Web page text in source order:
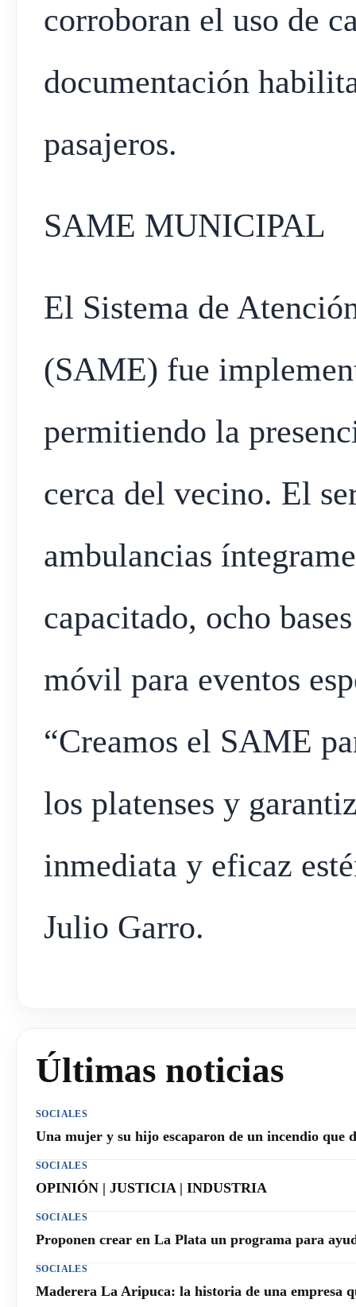
corroboran el uso de
documentación
pasajeros.
SAME MUNICIPAL
El Sistema de
(SAME) fue
permitiendo la
cerca del vecino. El
ambulancias
capacitado, ocho
móvil para eventos
“Creamos el SAME
los platenses y
inmediata y eficaz
Julio Garro.
Últimas noticias
SOCIALES
Una mujer y su hijo escaparon de un incendio que
SOCIALES
OPINIÓN | JUSTICIA | INDUSTRIA
SOCIALES
Proponen crear en La Plata un programa para
SOCIALES
Maderera La Aripuca: la historia de una empresa